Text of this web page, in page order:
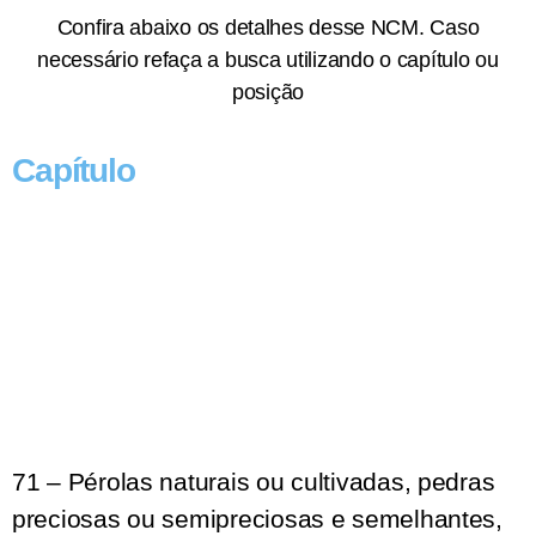
Confira abaixo os detalhes desse NCM. Caso
necessário refaça a busca utilizando o capítulo ou
posição
Capítulo
71 – Pérolas naturais ou cultivadas, pedras
preciosas ou semipreciosas e semelhantes,